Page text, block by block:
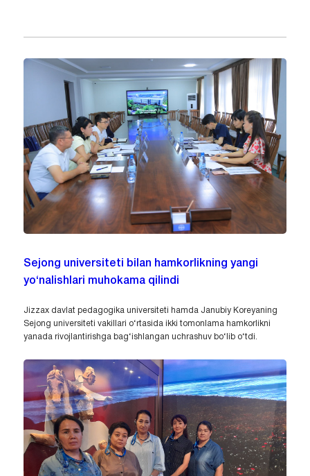
Sejong universiteti bilan hamkorlikning yangi
yo‘nalishlari muhokama qilindi
Jizzax davlat pedagogika universiteti hamda Janubiy Koreyaning
Sejong universiteti vakillari o‘rtasida ikki tomonlama hamkorlikni
yanada rivojlantirishga bag‘ishlangan uchrashuv bo‘lib o‘tdi.